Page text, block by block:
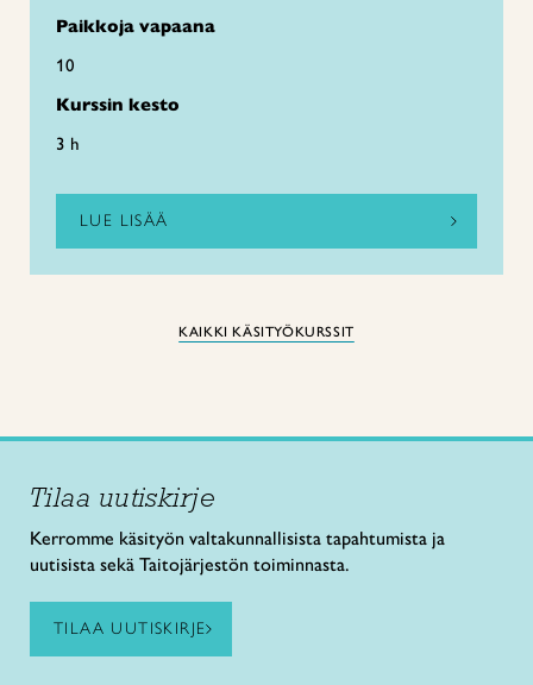
Paikkoja vapaana
10
Kurssin kesto
3 h
LUE LISÄÄ
KAIKKI KÄSITYÖKURSSIT
Tilaa uutiskirje
Kerromme käsityön valtakunnallisista tapahtumista ja
uutisista sekä Taitojärjestön toiminnasta.
TILAA UUTISKIRJE